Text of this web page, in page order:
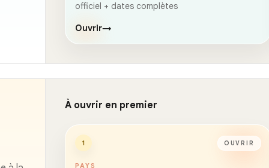
officiel + dates complètes
Ouvrir→
À ouvrir en premier
1 OUVRIR
PAYS